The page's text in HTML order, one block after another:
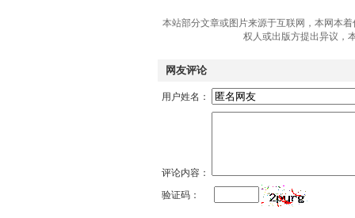
本站部分文章或图片来源于互联网，本网本
权人或出版方提出异议，
网友评论
用户姓名：
评论内容：
验证码：